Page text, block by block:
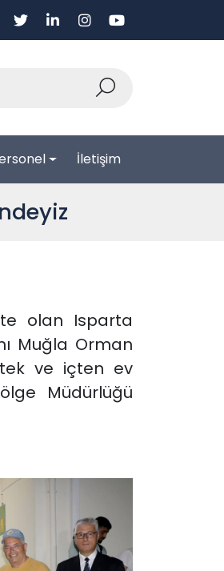
İletişim
olan Isparta
Muğla Orman
ve içten ev
Müdürlüğü